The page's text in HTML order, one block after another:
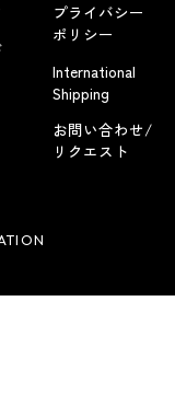
プライバシー
ポリシー
International
Shipping
お問い合わせ/
リクエスト